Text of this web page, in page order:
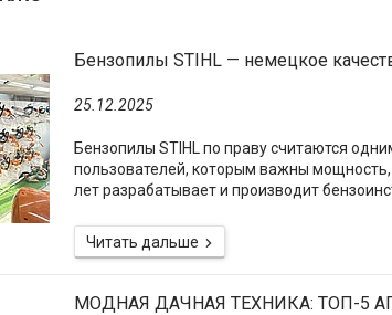
Бензопилы STIHL — немецкое
25.12.2025
Бензопилы STIHL по праву считаются
пользователей, которым важны
лет разрабатывает и производит
МОДНАЯ ДАЧНАЯ ТЕХНИКА: ТОП-5